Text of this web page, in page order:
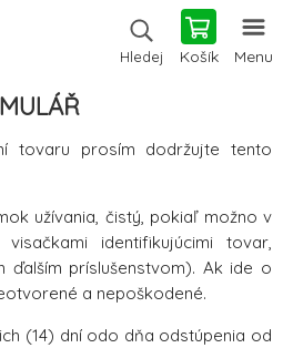
Hledej Košík Menu
tovaru prosím dodržujte tento
užívania, čistý, pokiaľ možno v
identifikujúcimi tovar,
ďalším príslušenstvom). Ak ide o
a nepoškodené.
(14) dní odo dňa odstúpenia od